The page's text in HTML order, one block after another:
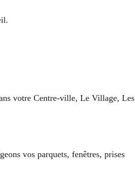
votre Centre-ville, Le Village, Les
vos parquets, fenêtres, prises